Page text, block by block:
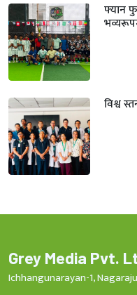
फ्यान
विश्व
Grey Media Pvt.
Ichhangunarayan-1,